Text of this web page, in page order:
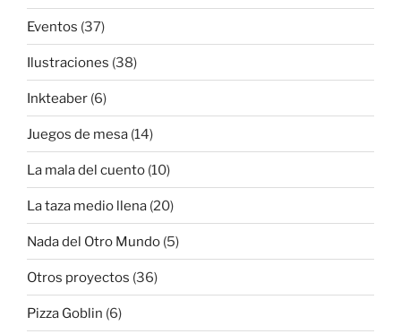
Eventos (37)
Ilustraciones (38)
Inkteaber (6)
Juegos de mesa (14)
La mala del cuento (10)
La taza medio llena (20)
Nada del Otro Mundo (5)
Otros proyectos (36)
Pizza Goblin (6)